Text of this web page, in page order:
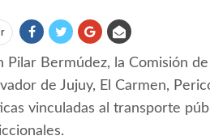
Pilar Bermúdez, la Comisión
de Jujuy, El Carmen,
vinculadas al transporte